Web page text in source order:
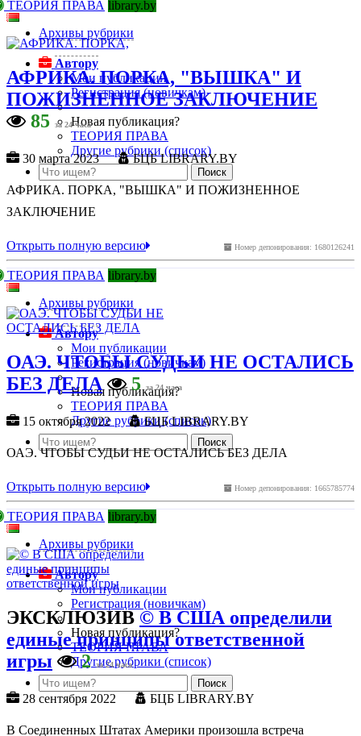
ТЕОРИЯ ПРАВА library.by
Архивы рубрики
Автору
Мои публикации
Регистрация (новичкам)
Новая публикация?
ТЕОРИЯ ПРАВА
Другие рубрики (список)
АФРИКА. ПОРКА, "ВЫШКА" И
ПОЖИЗНЕННОЕ ЗАКЛЮЧЕНИЕ
85
за 24 часа
30 марта 2023 БЦБ LIBRARY.BY
АФРИКА. ПОРКА, "ВЫШКА" И ПОЖИЗНЕННОЕ
ЗАКЛЮЧЕНИЕ
Номер депонирования: 1680126241
Открыть полную версию
ТЕОРИЯ ПРАВА library.by
Архивы рубрики
Автору
Мои публикации
Регистрация (новичкам)
Новая публикация?
ТЕОРИЯ ПРАВА
Другие рубрики (список)
ОАЭ. ЧТОБЫ СУДЬИ НЕ ОСТАЛИСЬ
БЕЗ ДЕЛА
5 за 24 часа
15 октября 2022 БЦБ LIBRARY.BY
ОАЭ. ЧТОБЫ СУДЬИ НЕ ОСТАЛИСЬ БЕЗ ДЕЛА
Номер депонирования: 1665785774
Открыть полную версию
ТЕОРИЯ ПРАВА library.by
Архивы рубрики
Автору
Мои публикации
Регистрация (новичкам)
Новая публикация?
ТЕОРИЯ ПРАВА
Другие рубрики (список)
ЭКСКЛЮЗИВ © В США определили
единые принципы ответственной
игры
2 за 24 часа
28 сентября 2022 БЦБ LIBRARY.BY
В Соединенных Штатах Америки произошла встреча